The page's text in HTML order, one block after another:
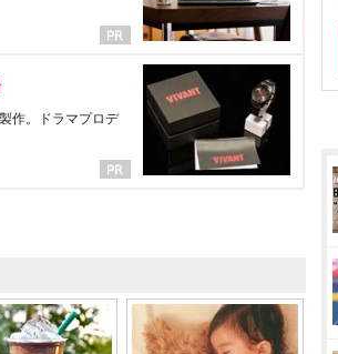
作。ドラマプロデ